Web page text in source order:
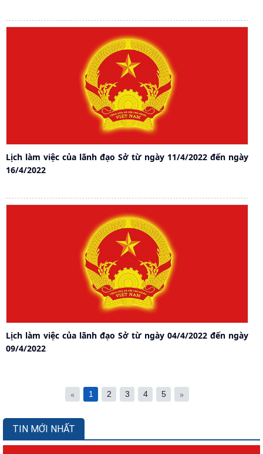
Lịch làm việc của lãnh đạo Sở từ ngày 11/4/2022 đến ngày
16/4/2022
Lịch làm việc của lãnh đạo Sở từ ngày 04/4/2022 đến ngày
09/4/2022
« 1 2 3 4 5 »
TIN MỚI NHẤT